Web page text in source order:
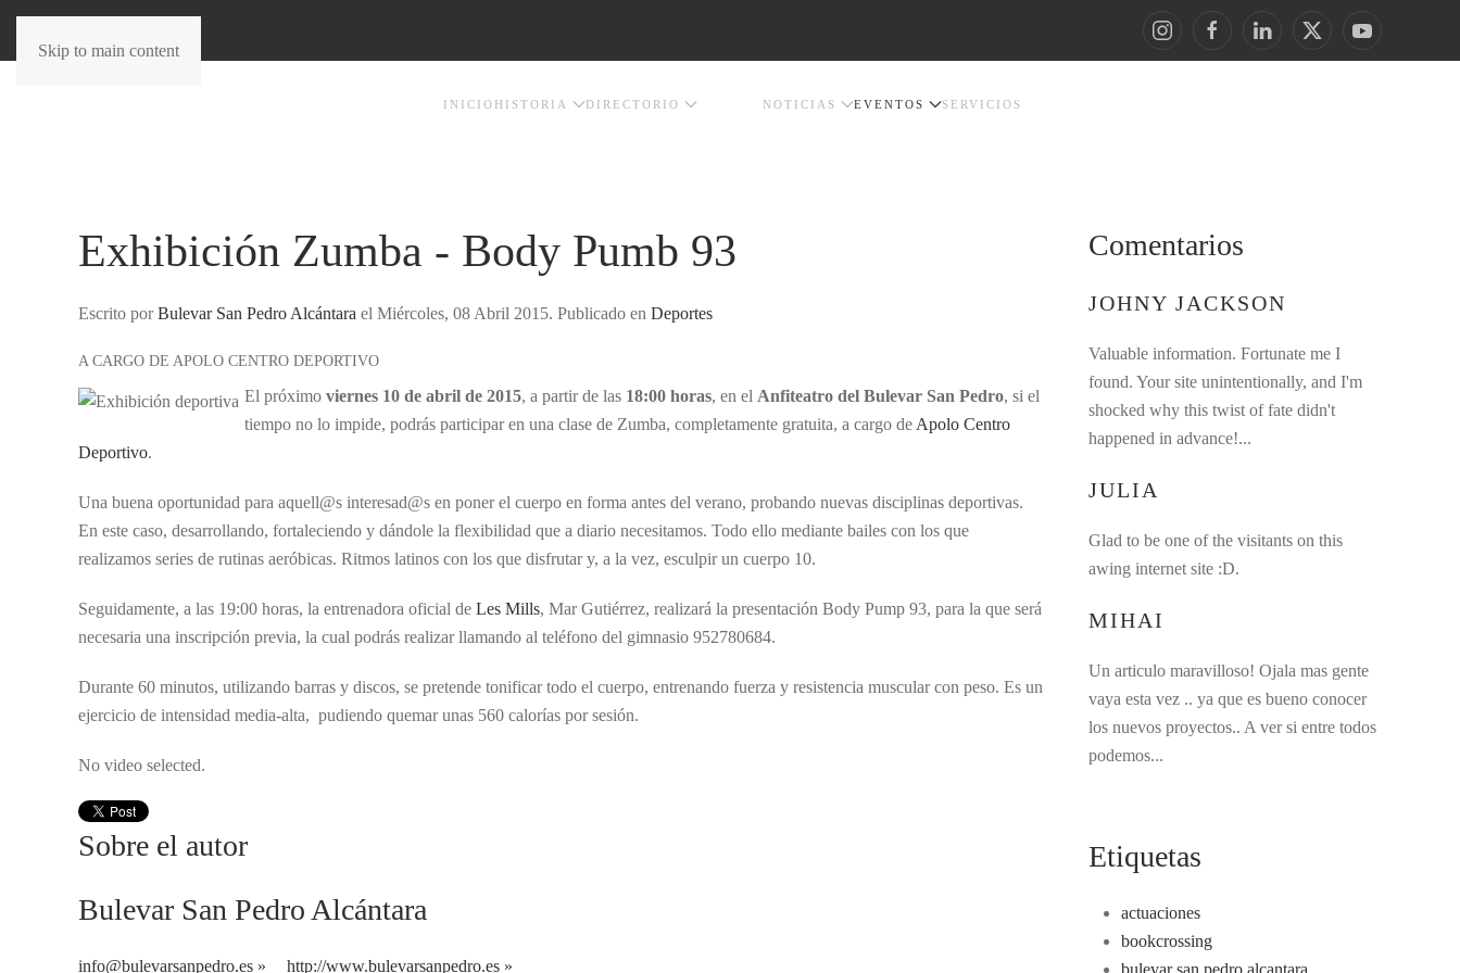
Skip to main content
INICIO HISTORIA DIRECTORIO NOTICIAS EVENTOS SERVICIOS
Exhibición Zumba - Body Pumb 93
Escrito porBulevar San Pedro Alcántara el Miércoles, 08 Abril 2015. Publicado en Deportes
A CARGO DE APOLO CENTRO DEPORTIVO
El próximo viernes 10 de abril de 2015, a partir de las 18:00 horas, en el Anfiteatro del Bulevar San Pedro, si el
tiempo no lo impide, podrás participar en una clase de Zumba, completamente gratuita, a cargo de Apolo Centro
Deportivo.
Una buena oportunidad para aquell@s interesad@s en poner el cuerpo en forma antes del verano, probando nuevas disciplinas deportivas.
En este caso, desarrollando, fortaleciendo y dándole la flexibilidad que a diario necesitamos. Todo ello mediante bailes con los que
realizamos series de rutinas aeróbicas. Ritmos latinos con los que disfrutar y, a la vez, esculpir un cuerpo 10.
Seguidamente, a las 19:00 horas, la entrenadora oficial de Les Mills, Mar Gutiérrez, realizará la presentación Body Pump 93, para la que será
necesaria una inscripción previa, la cual podrás realizar llamando al teléfono del gimnasio 952780684.
Durante 60 minutos, utilizando barras y discos, se pretende tonificar todo el cuerpo, entrenando fuerza y resistencia muscular con peso. Es un
ejercicio de intensidad media-alta, pudiendo quemar unas 560 calorías por sesión.
No video selected.
Sobre el autor
Bulevar San Pedro Alcántara
info@bulevarsanpedro.es http://www.bulevarsanpedro.es
Comentarios
JOHNY JACKSON
Valuable information. Fortunate me I
found. Your site unintentionally, and I'm
shocked why this twist of fate didn't
happened in advance!...
JULIA
Glad to be one of the visitants on this
awing internet site :D.
MIHAI
Un articulo maravilloso! Ojala mas gente
vaya esta vez .. ya que es bueno conocer
los nuevos proyectos.. A ver si entre todos
podemos...
Etiquetas
actuaciones
bookcrossing
bulevar san pedro alcantara